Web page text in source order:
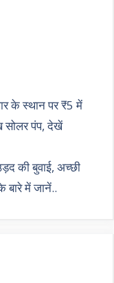
के स्थान पर ₹5 में
सोलर पंप, देखें
की बुवाई, अच्छी
बारे में जानें..